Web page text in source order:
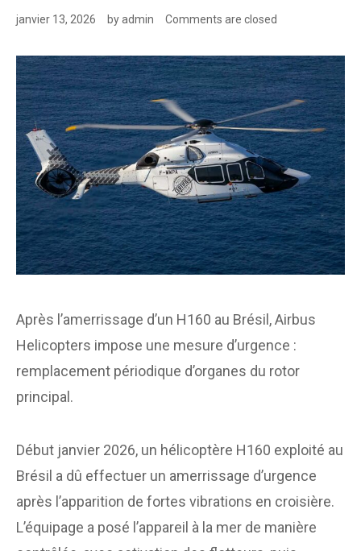
janvier 13, 2026 byadmin Comments are closed
Après l’amerrissage d’un H160 au Brésil, Airbus
Helicopters impose une mesure d’urgence :
remplacement périodique d’organes du rotor
principal.
Début janvier 2026, un hélicoptère H160 exploité au
Brésil a dû effectuer un amerrissage d’urgence
après l’apparition de fortes vibrations en croisière.
L’équipage a posé l’appareil à la mer de manière